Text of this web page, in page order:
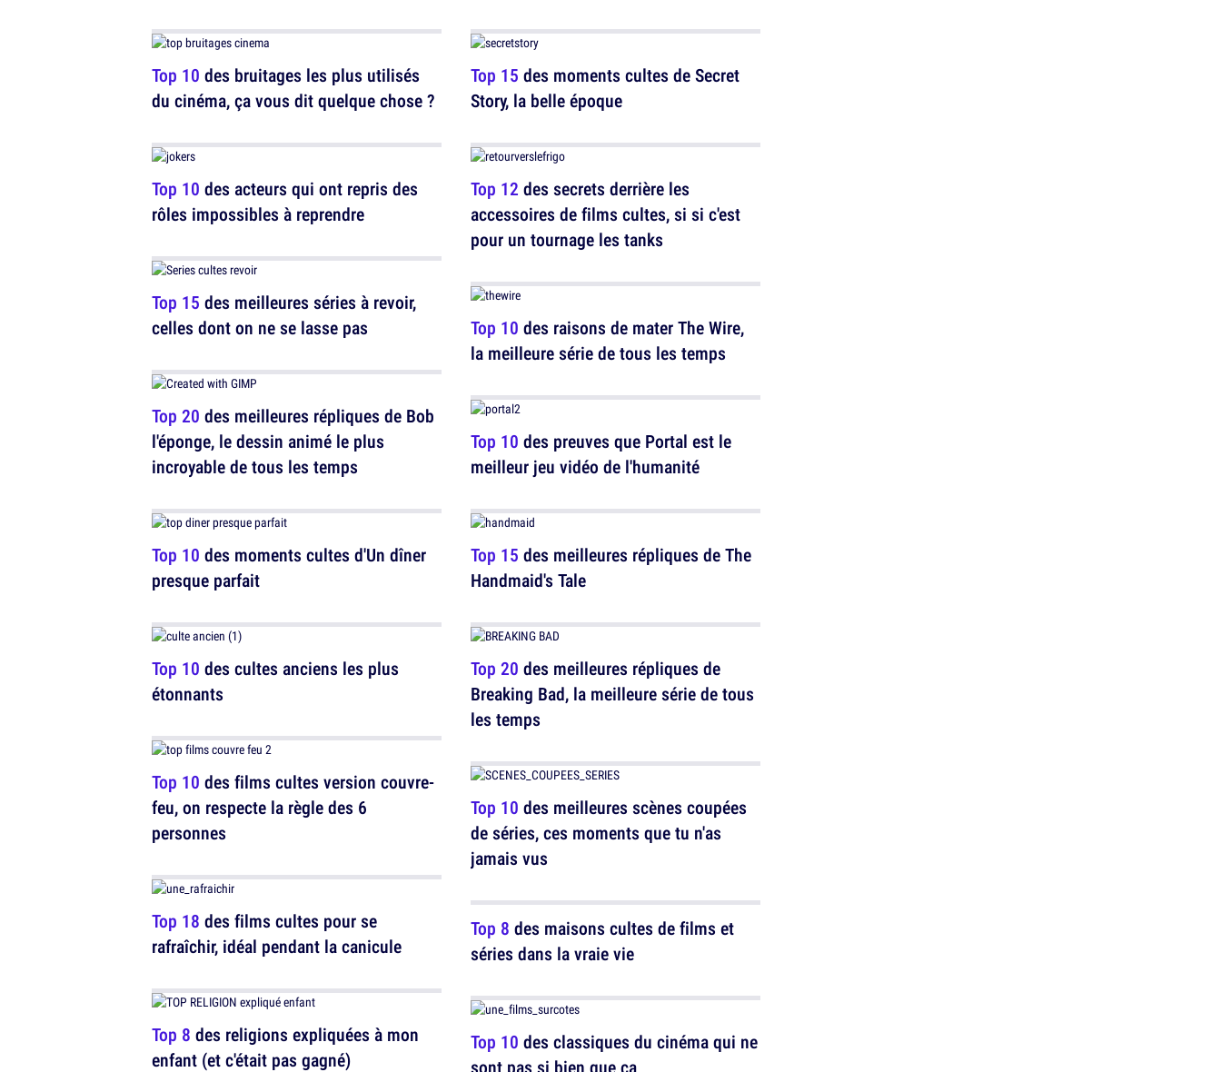
Top 10 des bruitages les plus utilisés
du cinéma, ça vous dit quelque chose ?
Top 10 des acteurs qui ont repris des
rôles impossibles à reprendre
Top 15 des meilleures séries à revoir,
celles dont on ne se lasse pas
Top 20 des meilleures répliques de Bob
l'éponge, le dessin animé le plus
incroyable de tous les temps
Top 10 des moments cultes d'Un dîner
presque parfait
Top 10 des cultes anciens les plus
étonnants
Top 10 des films cultes version couvre-
feu, on respecte la règle des 6
personnes
Top 18 des films cultes pour se
rafraîchir, idéal pendant la canicule
Top 8 des religions expliquées à mon
enfant (et c'était pas gagné)
Top 15 des moments cultes de Secret
Story, la belle époque
Top 12 des secrets derrière les
accessoires de films cultes, si si c'est
pour un tournage les tanks
Top 10 des raisons de mater The Wire,
la meilleure série de tous les temps
Top 10 des preuves que Portal est le
meilleur jeu vidéo de l'humanité
Top 15 des meilleures répliques de The
Handmaid's Tale
Top 20 des meilleures répliques de
Breaking Bad, la meilleure série de tous
les temps
Top 10 des meilleures scènes coupées
de séries, ces moments que tu n'as
jamais vus
Top 8 des maisons cultes de films et
séries dans la vraie vie
Top 10 des classiques du cinéma qui ne
sont pas si bien que ça